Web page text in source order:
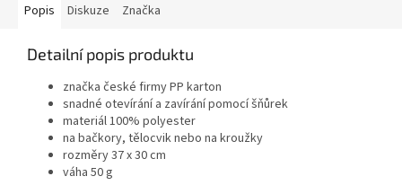
Popis Diskuze Značka
Detailní popis produktu
značka české firmy PP karton
snadné otevírání a zavírání pomocí šňůrek
materiál 100% polyester
na bačkory, tělocvik nebo na kroužky
rozměry 37 x 30 cm
váha 50 g